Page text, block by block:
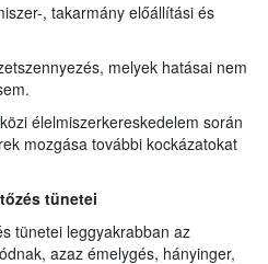
, takarmány előállítási és
melyek hatásai nem
élelmiszerkereskedelem során
mozgása további kockázatokat
tünetei
tünetei leggyakrabban az
azaz émelygés, hányinger,